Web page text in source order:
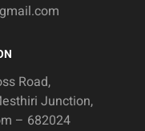
Road,
Junction,
– 682024